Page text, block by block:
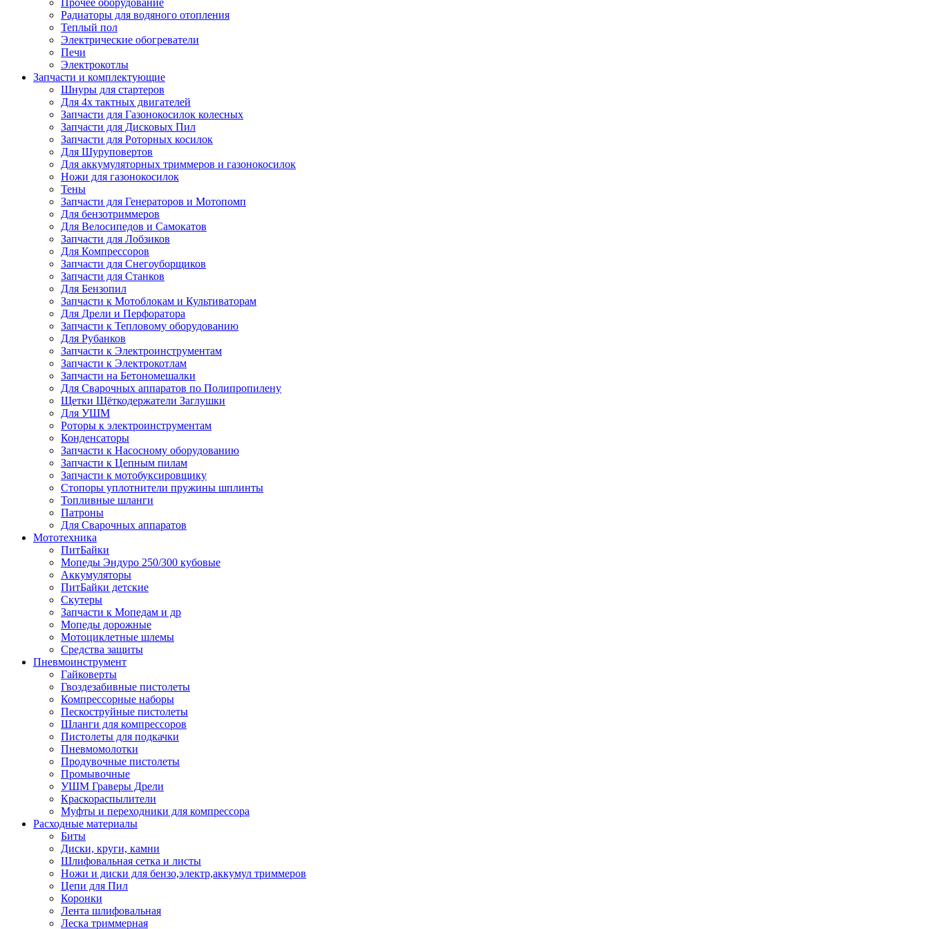
Прочее оборудование
Радиаторы для водяного отопления
Теплый пол
Электрические обогреватели
Печи
Электрокотлы
Запчасти и комплектующие
Шнуры для стартеров
Для 4х тактных двигателей
Запчасти для Газонокосилок колесных
Запчасти для Дисковых Пил
Запчасти для Роторных косилок
Для Шуруповертов
Для аккумуляторных триммеров и газонокосилок
Ножи для газонокосилок
Тены
Запчасти для Генераторов и Мотопомп
Для бензотриммеров
Для Велосипедов и Самокатов
Запчасти для Лобзиков
Для Компрессоров
Запчасти для Снегоуборщиков
Запчасти для Станков
Для Бензопил
Запчасти к Мотоблокам и Культиваторам
Для Дрели и Перфоратора
Запчасти к Тепловому оборудованию
Для Рубанков
Запчасти к Электроинструментам
Запчасти к Электрокотлам
Запчасти на Бетономешалки
Для Сварочных аппаратов по Полипропилену
Щетки Щёткодержатели Заглушки
Для УШМ
Роторы к электроинструментам
Конденсаторы
Запчасти к Насосному оборудованию
Запчасти к Цепным пилам
Запчасти к мотобуксировщику
Стопоры уплотнители пружины шплинты
Топливные шланги
Патроны
Для Сварочных аппаратов
Мототехника
ПитБайки
Мопеды Эндуро 250/300 кубовые
Аккумуляторы
ПитБайки детские
Скутеры
Запчасти к Мопедам и др
Мопеды дорожные
Мотоциклетные шлемы
Средства защиты
Пневмоинструмент
Гайковерты
Гвоздезабивные пистолеты
Компрессорные наборы
Пескоструйные пистолеты
Шланги для компрессоров
Пистолеты для подкачки
Пневмомолотки
Продувочные пистолеты
Промывочные
УШМ Граверы Дрели
Краскораспылители
Муфты и переходники для компрессора
Расходные материалы
Биты
Диски, круги, камни
Шлифовальная сетка и листы
Ножи и диски для бензо,электр,аккумул триммеров
Цепи для Пил
Коронки
Лента шлифовальная
Леска триммерная